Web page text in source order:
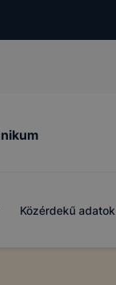
Közérdekű adatok